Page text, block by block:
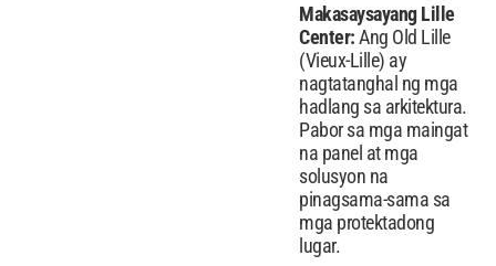
Makasaysayang Lille
Center:Ang Old Lille
(Vieux-Lille) ay
nagtatanghal ng mga
hadlang sa arkitektura.
Pabor sa mga maingat
na panel at mga
solusyon na
pinagsama-sama sa
mga protektadong
lugar.